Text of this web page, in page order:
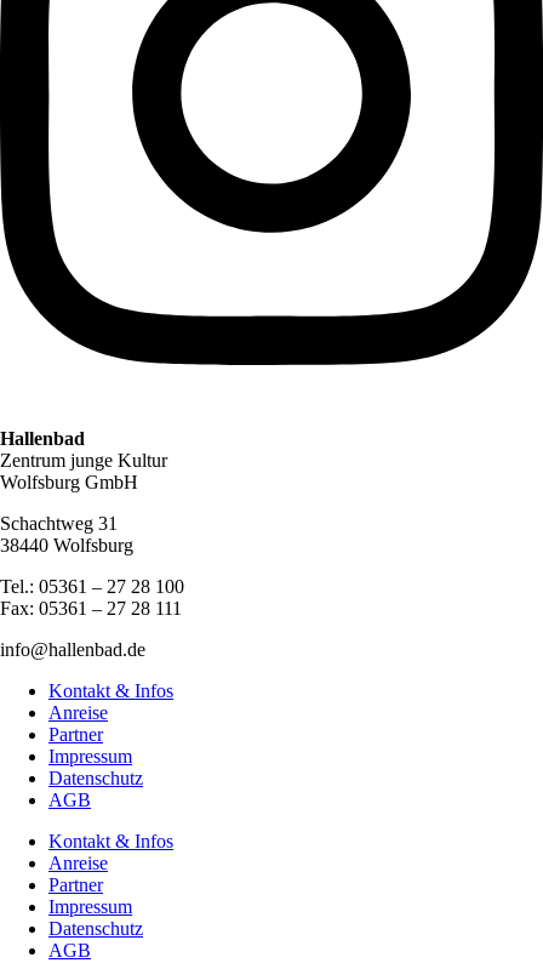
Hallenbad
Zentrum junge Kultur
Wolfsburg GmbH
Schachtweg 31
38440 Wolfsburg
Tel.: 05361 – 27 28 100
Fax: 05361 – 27 28 111
info@hallenbad.de
Kontakt & Infos
Anreise
Partner
Impressum
Datenschutz
AGB
Kontakt & Infos
Anreise
Partner
Impressum
Datenschutz
AGB